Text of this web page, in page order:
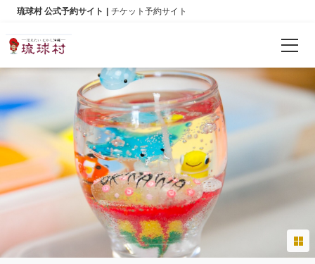
琉球村 公式予約サイト チケット予約サイト
日本語
English
简体中文